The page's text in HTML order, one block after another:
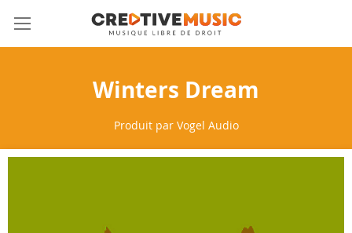
Allez
au
contenu
Winters Dream
Produit par Vogel Audio